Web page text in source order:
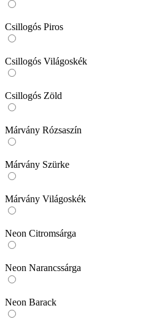
Csillogós Piros
Csillogós Világoskék
Csillogós Zöld
Márvány Rózsaszín
Márvány Szürke
Márvány Világoskék
Neon Citromsárga
Neon Narancssárga
Neon Barack